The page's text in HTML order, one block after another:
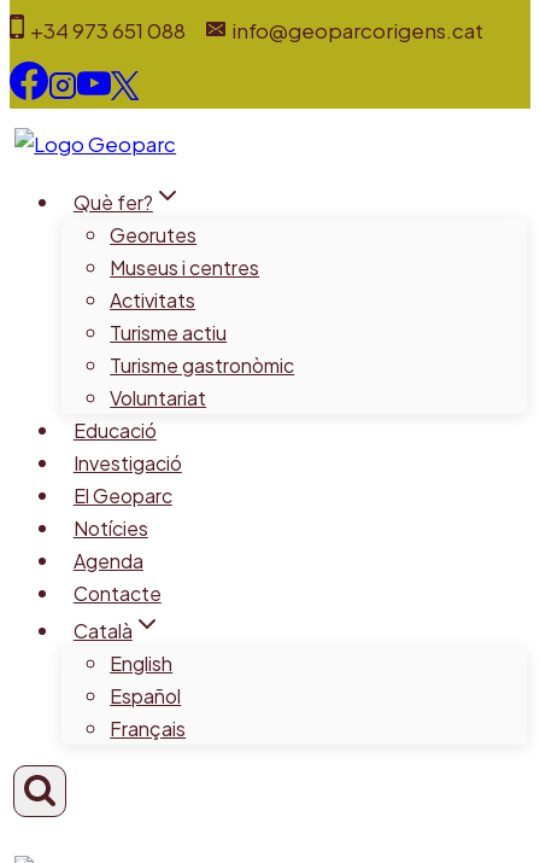
al
contingut
+34 973 651 088 info@geoparcorigens.cat
Què fer?
Georutes
Museus i centres
Activitats
Turisme actiu
Turisme gastronòmic
Voluntariat
Educació
Investigació
El Geoparc
Notícies
Agenda
Contacte
Català
English
Español
Français